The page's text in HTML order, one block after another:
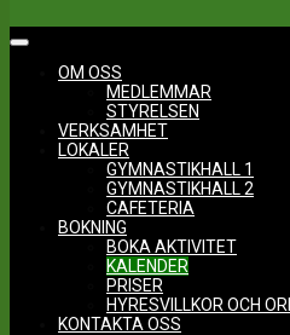
OM OSS
MEDLEMMAR
STYRELSEN
VERKSAMHET
LOKALER
GYMNASTIKHALL 1
GYMNASTIKHALL 2
CAFETERIA
BOKNING
BOKA AKTIVITET
KALENDER
PRISER
HYRESVILLKOR OCH
KONTAKTA OSS